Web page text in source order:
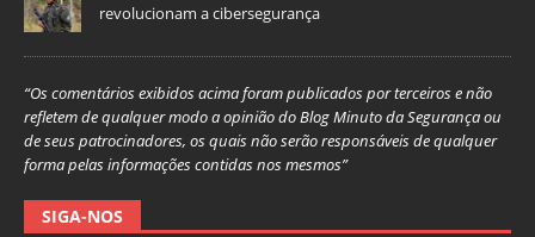
revolucionam a cibersegurança
“Os comentários exibidos acima foram publicados por terceiros e não
refletem de qualquer modo a opinião do Blog Minuto da Segurança ou
de seus patrocinadores, os quais não serão responsáveis de qualquer
forma pelas informações contidas nos mesmos”
SIGA-NOS